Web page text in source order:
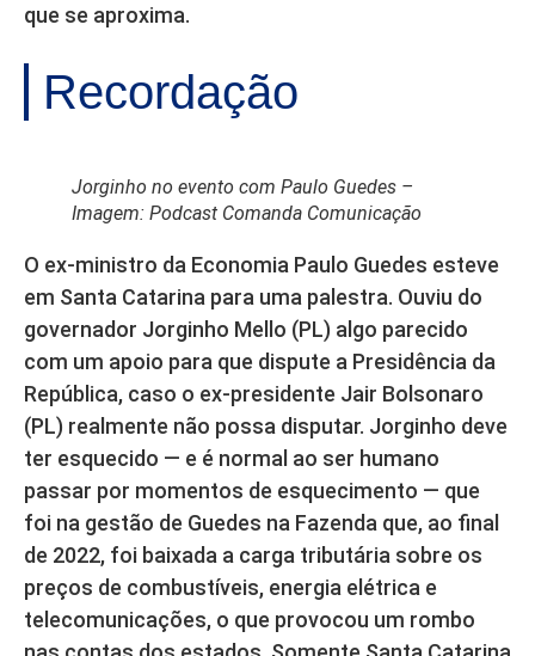
que se aproxima.
Recordação
Jorginho no evento com Paulo Guedes –
Imagem: Podcast Comanda Comunicação
O ex-ministro da Economia Paulo Guedes esteve
em Santa Catarina para uma palestra. Ouviu do
governador Jorginho Mello (PL) algo parecido
com um apoio para que dispute a Presidência da
República, caso o ex-presidente Jair Bolsonaro
(PL) realmente não possa disputar. Jorginho deve
ter esquecido — e é normal ao ser humano
passar por momentos de esquecimento — que
foi na gestão de Guedes na Fazenda que, ao final
de 2022, foi baixada a carga tributária sobre os
preços de combustíveis, energia elétrica e
telecomunicações, o que provocou um rombo